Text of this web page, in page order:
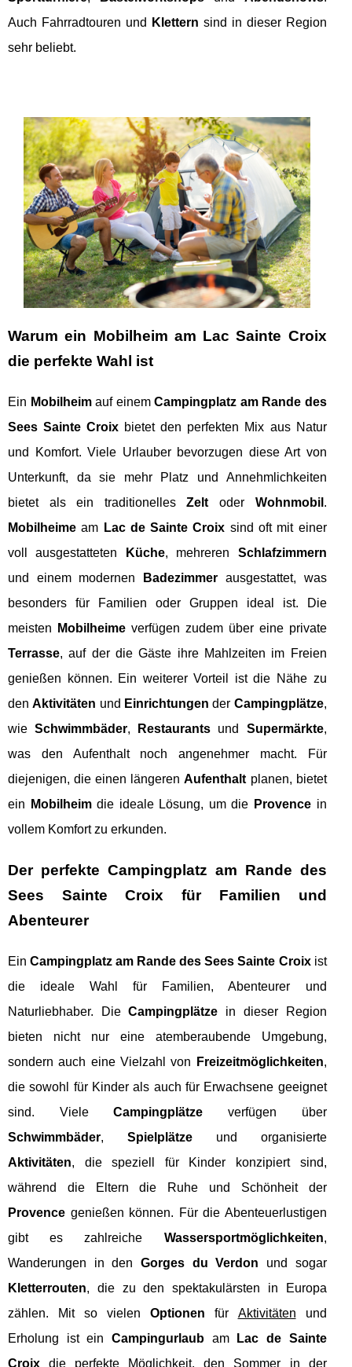
Auch Fahrradtouren und
Klettern sind in dieser Region
sehr beliebt.
Warum ein Mobilheim am Lac Sainte Croix
die perfekte Wahl ist
Ein Mobilheimauf einemCampingplatz am Rande des
Sees Sainte Croix bietet den perfekten Mix aus Natur
und Komfort. Viele Urlauber bevorzugen diese Art von
Unterkunft, da sie mehr Platz und Annehmlichkeiten
bietet als ein traditionellesZelt oder Wohnmobil .
Mobilheime am Lac de Sainte Croix sind oft mit einer
voll ausgestatteten
Küche, mehreren Schlafzimmern
und einem modernen
Badezimmer ausgestattet, was
besonders für Familien oder Gruppen ideal ist. Die
meisten
Mobilheimeverfügen zudem über eine private
Terrasse, auf der die Gäste ihre Mahlzeiten im Freien
genießen können. Ein weiterer Vorteil ist die Nähe zu
denAktivitäten und Einrichtungen der Campingplätze,
wieSchwimmbäder, Restaurants und Supermärkte,
was den Aufenthalt noch angenehmer macht. Für
diejenigen, die einen längerenAufenthalt planen, bietet
ein
Mobilheimdie ideale Lösung, um die Provence in
vollem Komfort zu erkunden.
Der perfekte Campingplatz am Rande des
Sees Sainte Croix für Familien und
Abenteurer
EinCampingplatz am Rande des Sees Sainte Croixist
die ideale Wahl für Familien, Abenteurer und
Naturliebhaber. DieCampingplätze in dieser Region
bieten nicht nur eine atemberaubende Umgebung,
sondern auch eine Vielzahl von
Freizeitmöglichkeiten,
die sowohl für Kinder als auch für Erwachsene geeignet
sind. VieleCampingplätze verfügen über
Schwimmbäder, Spielplätzeund organisierte
Aktivitäten, die speziell für Kinder konzipiert sind,
während die Eltern die Ruhe und Schönheit der
Provence genießen können. Für die Abenteuerlustigen
gibt es zahlreiche Wassersportmöglichkeiten,
Wanderungen in den Gorges du Verdon und sogar
Kletterrouten, die zu den spektakulärsten in Europa
zählen. Mit so vielenOptionen für Aktivitäten und
Erholung ist ein Campingurlaubam
Lac de Sainte
Croix die perfekte Möglichkeit, den Sommer in der